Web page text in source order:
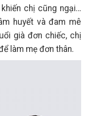
chị cũng ngại…
huyết và đam mê
già đơn chiếc, chị
làm mẹ đơn thân.